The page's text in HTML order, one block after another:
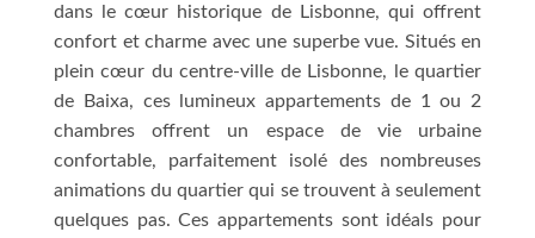
dans le cœur historique de Lisbonne, qui offrent
confort et charme avec une superbe vue. Situés en
plein cœur du centre-ville de Lisbonne, le quartier
de Baixa, ces lumineux appartements de 1 ou 2
chambres offrent un espace de vie urbaine
confortable, parfaitement isolé des nombreuses
animations du quartier qui se trouvent à seulement
quelques pas. Ces appartements sont idéals pour